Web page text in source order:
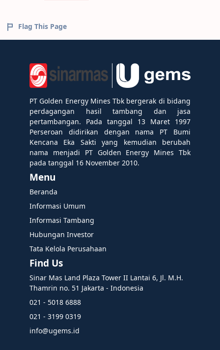
Flag This Page
PT Golden Energy Mines Tbk bergerak di bidang
perdagangan hasil tambang dan jasa
pertambangan. Pada tanggal 13 Maret 1997
Perseroan didirikan dengan nama PT Bumi
Kencana Eka Sakti yang kemudian berubah
nama menjadi PT Golden Energy Mines Tbk
pada tanggal 16 November 2010.
Menu
Beranda
Informasi Umum
Informasi Tambang
Hubungan Investor
Tata Kelola Perusahaan
Find Us
Sinar Mas Land Plaza Tower II Lantai 6, Jl. M.H.
Thamrin no. 51 Jakarta - Indonesia
021 - 5018 6888
021 - 3199 0319
info@ugems.id